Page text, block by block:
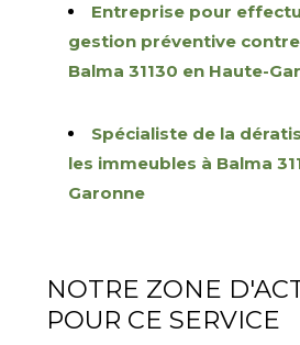
Entreprise pour
gestion préventive
Balma 31130 en Haute-
Spécialiste de la
les immeubles à Balma
Garonne
NOTRE ZONE
POUR CE SERVICE